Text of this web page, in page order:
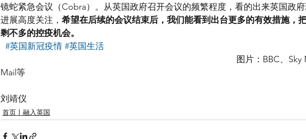
镜蛇紧急会议（Cobra）。从英国政府召开会议的频繁程度，看的出来英国政
进展高度关注， 希望在后续的会议结束后，我们能看到出台更多的有效措施，
剩不多的控疫机会。
#英国新冠疫情 #英国生活
Mail等
刘靖仪
首页丨融入英国